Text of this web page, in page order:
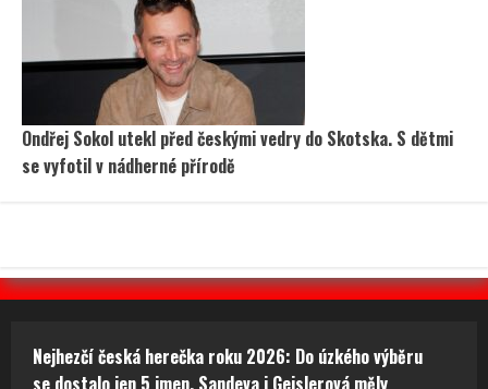
Ondřej Sokol utekl před českými vedry do Skotska. S dětmi
se vyfotil v nádherné přírodě
Nejhezčí česká herečka roku 2026: Do úzkého výběru
se dostalo jen 5 jmen. Sandeva i Geislerová měly